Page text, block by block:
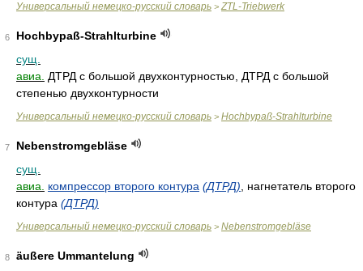
Универсальный немецко-русский словарь > ZTL-Triebwerk
6
Hochbypaß-Strahlturbine
сущ.
авиа.
ДТРД с большой двухконтурностью, ДТРД с большой
степенью двухконтурности
Универсальный немецко-русский словарь > Hochbypaß-Strahlturbine
7
Nebenstromgebläse
сущ.
авиа.
компрессор второго контура (ДТРД) , нагнетатель второго
контура (ДТРД)
Универсальный немецко-русский словарь > Nebenstromgebläse
8
äußere Ummantelung